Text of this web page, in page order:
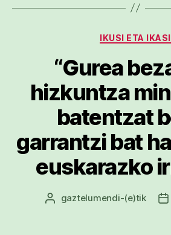
IKUSI ETA IKASI
“Gurea
hizkuntza
batentzat
garrantzi bat
euskarazko
Argitalpenaren
gaztelumendi-(e)tik